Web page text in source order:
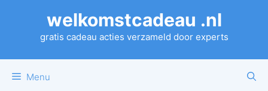
welkomstcadeau .nl
gratis cadeau acties verzameld door experts
Menu